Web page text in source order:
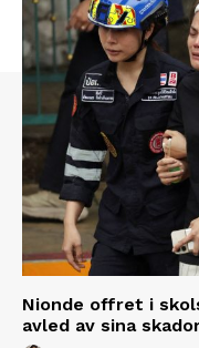
Nionde offret i
avled av sina